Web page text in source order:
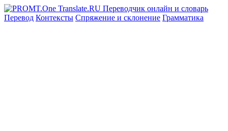
Перевод Контексты Спряжение и склонение Грамматика